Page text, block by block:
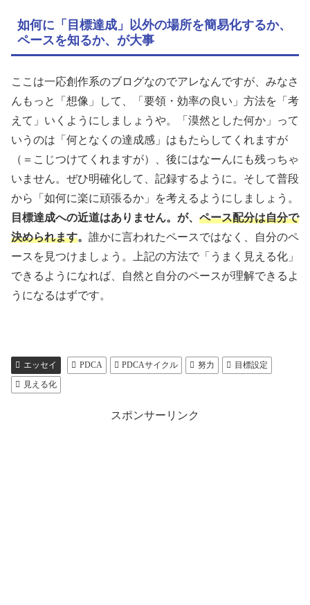
如何に「目標達成」以外の場所を簡易化するか、
ペースを知るか、が大事
ここは一応創作系のブログなのでアレなんですが、みなさ
んもっと「想像」して、「要領・効率の良い」方法を「考
えて」いくようにしましょうや。「漠然とした何か」って
いうのは「何となくの達成感」はもたらしてくれますが
（＝こじつけてくれますが）、後にはなーんにも残っちゃ
いません。ぜひ明確化して、記録するように。そして普段
から「如何に楽に頑張るか」を考えるようにしましょう。
目標達成への近道はありません。が、 ペース配分は自分で
決められます。 誰かに言われたペースではなく、自分のペ
ースを見つけましょう。上記の方法で「うまく見える化」
できるようになれば、自然と自分のペースが理解できるよ
うになるはずです。
エッセイ PDCA PDCAサイクル 努力
目標設定
見える化
スポンサーリンク